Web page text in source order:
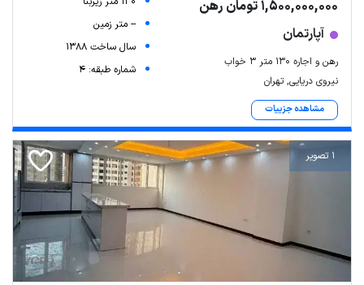
1,500,000,000 تومان رهن
آپارتمان
رهن و اجاره ۱۳۰ متر ۳ خواب
نیروی دریایی, تهران
مشاهده جزییات
-- متر زمین
سال ساخت 1388
شماره طبقه: 4
1 تصویر